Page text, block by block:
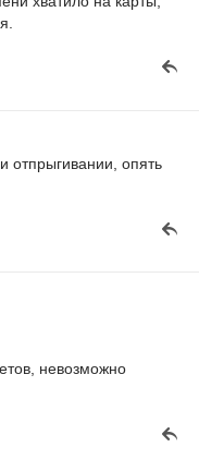
отпрыгивании, опять
невозможно